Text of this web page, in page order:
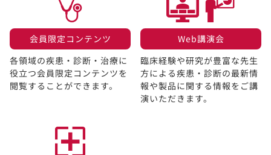
会員限定コンテンツ​
各領域の疾患・診断・治療に
役立つ会員限定コンテンツを
閲覧することができます。​
Web講演会​
臨床経験や研究が豊富な先生
方による疾患・診断の最新情
報や製品に関する情報をご講
演いただきます。